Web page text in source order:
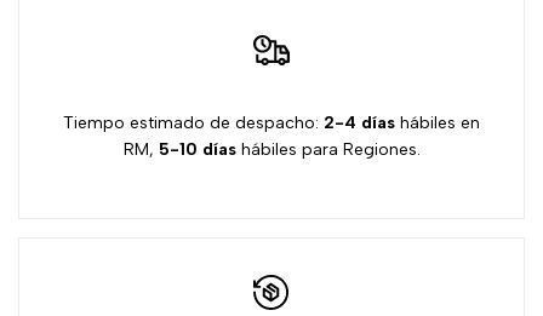
Tiempo estimado de despacho: 2-4 días hábiles en
RM, 5-10 díashábiles para Regiones.